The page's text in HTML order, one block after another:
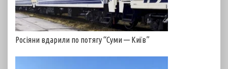
Росіяни вдарили по потягу “Суми — Київ”